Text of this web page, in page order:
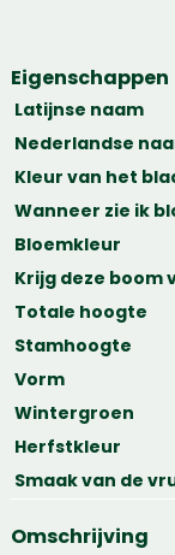
Eigenschappen
Latijnse naam
Nederlandse
Kleur van het
Wanneer zie ik
Bloemkleur
Krijg deze boom
Totale hoogte
Stamhoogte
Vorm
Wintergroen
Herfstkleur
Smaak van de
Omschrijving